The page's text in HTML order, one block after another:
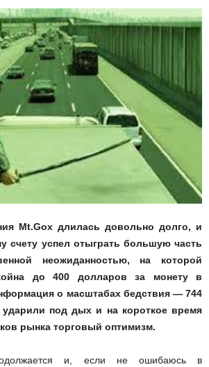
Mt.Gox длилась довольно долго, и
счету успел отыграть большую часть
неожиданностью, на которой
до 400 долларов за монету в
о масштабах бедствия — 744
под дых и на короткое время
рынка торговый оптимизм.
и, если не ошибаюсь в